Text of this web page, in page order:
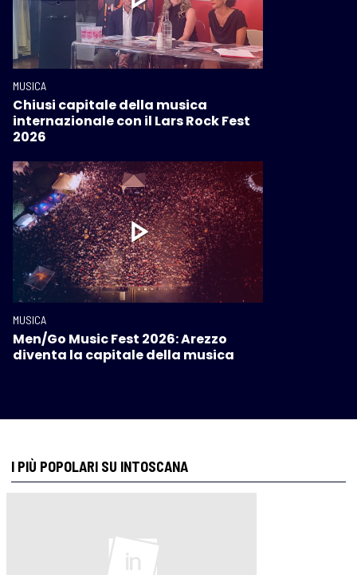
MUSICA
Chiusi capitale della musica
internazionale con il Lars Rock Fest
2026
MUSICA
Men/Go Music Fest 2026: Arezzo
diventa la capitale della musica
I PIÙ POPOLARI SU INTOSCANA